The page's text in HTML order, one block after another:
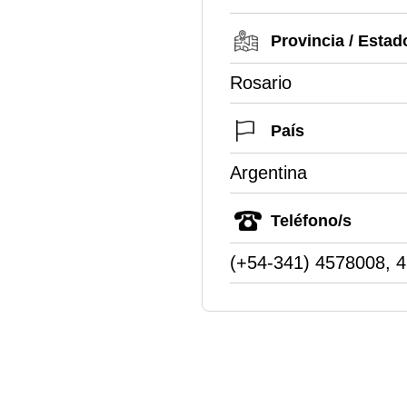
Provincia /
Rosario
País
Argentina
Teléfono/s
(+54-341) 4578008,